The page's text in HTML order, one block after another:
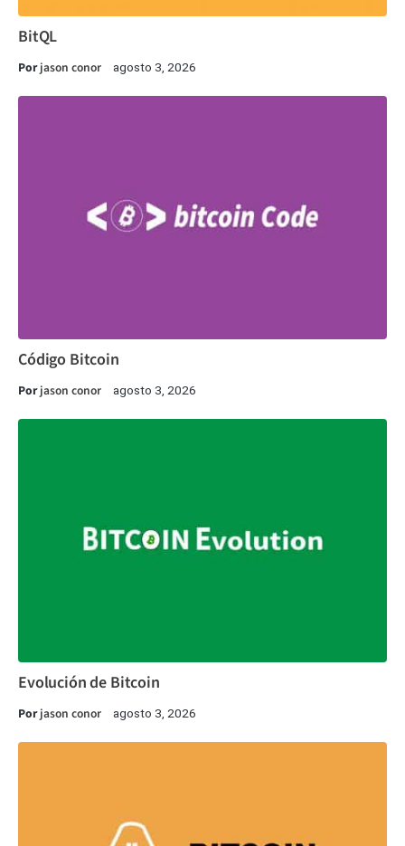
BitQL
Porjason conor agosto 3, 2026
Código Bitcoin
Porjason conor agosto 3, 2026
Evolución de Bitcoin
Porjason conor agosto 3, 2026